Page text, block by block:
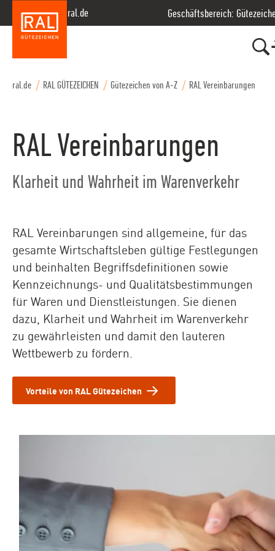
Zur Hauptnavigation springen
Zum Seiteninhalt springen
Zum Kontakt springen
Zum Footer springen
ral.de Geschäftsbereich:
ral.de RAL GÜTEZEICHEN Gütezeichen von A-Z RAL Vereinbarungen
RAL Vereinbarungen
Klarheit und Wahrheit im Warenverkehr
RAL Vereinbarungen sind allgemeine, für das
gesamte Wirtschaftsleben gültige Festlegungen
und beinhalten Begriffsdefinitionen sowie
Kennzeichnungs- und Qualitätsbestimmungen
für Waren und Dienstleistungen. Sie dienen
dazu, Klarheit und Wahrheit im Warenverkehr
zu gewährleisten und damit den lauteren
Wettbewerb zu fördern.
Vorteile von RAL Gütezeichen